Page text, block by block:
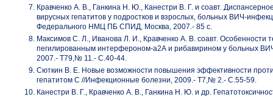
Кравченко А. В., Ганкина Н. Ю., Канестри В. Г. и соавт.
вирусных гепатитов у подростков и взрослых, больных ВИЧ-
Федерального НМЦ ПБ СПИД, Москва, 2007.- 85 с.
Максимов С. Л., Иванова Л. И., Кравченко А. В. соавт. Особенности
пегилированным интерфероном-а2А и рибавирином у больных
2007.- Т79,№ 11.- С.40-44.
Сюткин В. Е. Новые возможности повышения эффективности
гепатитом С //Инфекционные болезни, 2009.- Т7,№ 2.- С.55-59.
Канестри В. Г., Кравченко А. В., Ганкина Н. Ю. и др.